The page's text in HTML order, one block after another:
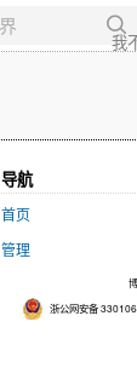
我
导航
首页
管理
浙公网安备